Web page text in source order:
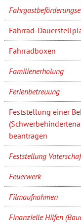
Fahrrad-
Fahrradboxen
Familienerholung
Ferienbetreuung
Feststellung einer
beantragen
Feststellung
Feuerwerk
Filmaufnahmen
Finanzielle Hilfen